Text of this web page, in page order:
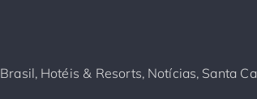
Brasil Hotéis & Resorts Notícias Santa